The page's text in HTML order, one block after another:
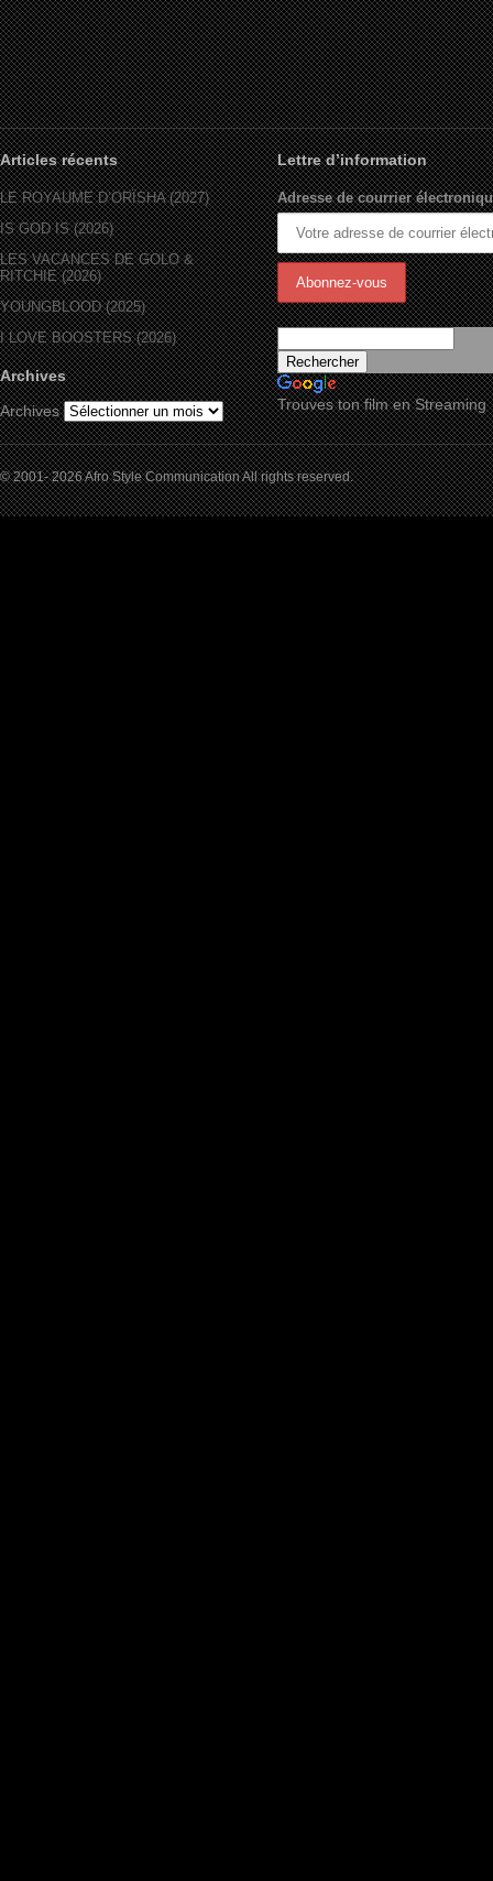
Articles récents
LE ROYAUME D’ORÏSHA (2027)
IS GOD IS (2026)
LES VACANCES DE GOLO &
RITCHIE (2026)
YOUNGBLOOD (2025)
I LOVE BOOSTERS (2026)
Archives
Archives
Lettre d’information
Adresse de courrier
Trouves ton film en Streaming
© 2001- 2026 Afro Style Communication All rights reserved.